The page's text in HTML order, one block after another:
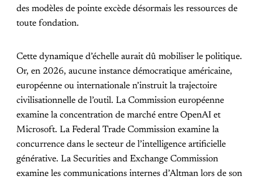
des modèles de pointe excède désormais les ressources de
toute fondation.
Cette dynamique d’échelle aurait dû mobiliser le politique.
Or, en 2026, aucune instance démocratique américaine,
européenne ou internationale n’instruit la trajectoire
civilisationnelle de l’outil. La Commission européenne
examine la concentration de marché entre OpenAI et
Microsoft. La Federal Trade Commission examine la
concurrence dans le secteur de l’intelligence artificielle
générative. La Securities and Exchange Commission
examine les communications internes d’Altman lors de son